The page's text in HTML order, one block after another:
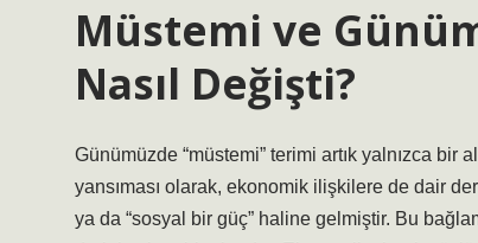
Müstemi ve
Nasıl Değişti?
Günümüzde “müstemi” terimi artık yalnızca bir
yansıması olarak, ekonomik ilişkilere de dair
ya da “sosyal bir güç” haline gelmiştir. Bu